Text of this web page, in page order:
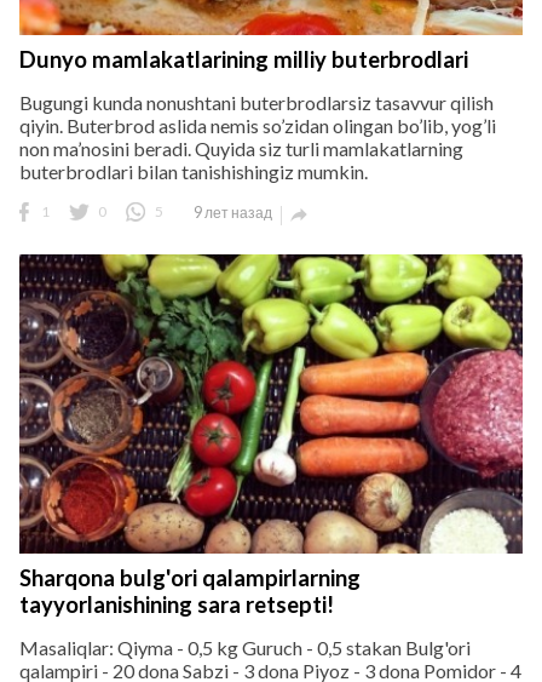
Dunyo mamlakatlarining milliy buterbrodlari
Bugungi kunda nonushtani buterbrodlarsiz tasavvur qilish
qiyin. Buterbrod aslida nemis so’zidan olingan bo’lib, yog’li
non ma’nosini beradi. Quyida siz turli mamlakatlarning
buterbrodlari bilan tanishishingiz mumkin.
1 0 5 9 лет назад 
Sharqona bulg'ori qalampirlarning
tayyorlanishining sara retsepti!
Masaliqlar: Qiyma - 0,5 kg Guruch - 0,5 stakan Bulg'ori
qalampiri - 20 dona Sabzi - 3 dona Piyoz - 3 dona Pomidor - 4